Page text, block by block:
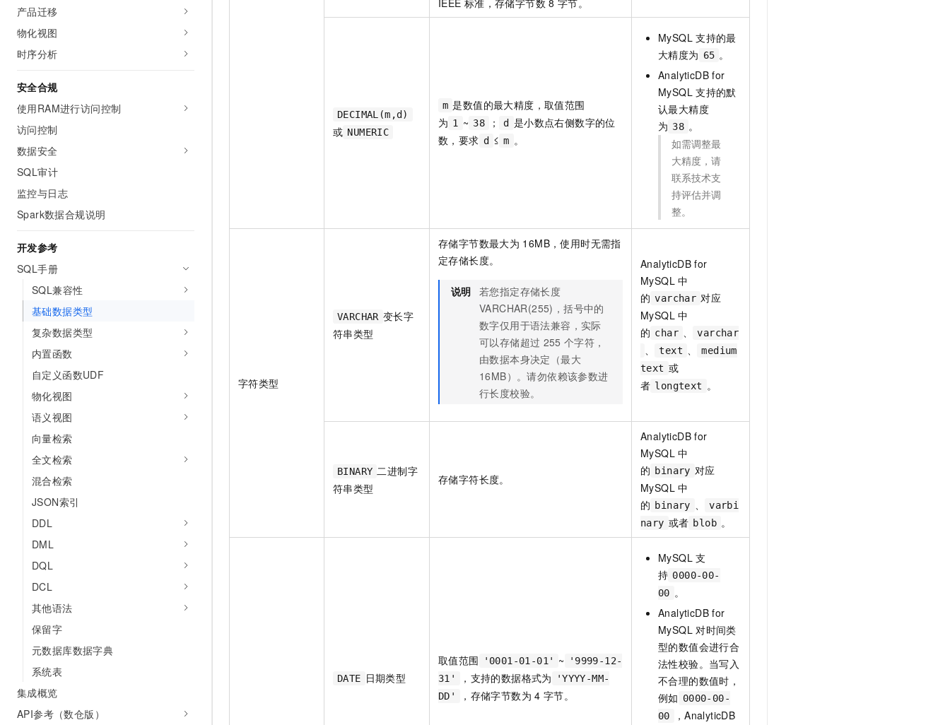
产品迁移
物化视图
时序分析
安全合规
使用RAM进行访问控制
访问控制
数据安全
SQL审计
监控与日志
Spark数据合规说明
开发参考
SQL手册
SQL兼容性
基础数据类型
复杂数据类型
内置函数
自定义函数UDF
物化视图
语义视图
向量检索
全文检索
混合检索
JSON索引
DDL
DML
DQL
DCL
其他语法
保留字
元数据库数据字典
系统表
集成概览
API参考（数仓版）
IEEE 标准，存储字节数 8 字节。
DECIMAL(m,d)
或 NUMERIC
m 是数值的最大精度，取值范围
为 1 ~ 38 ； d 是小数点右侧数字的位
数，要求 d ≤ m 。
MySQL 支持的最
大精度为 65 。
AnalyticDB for
MySQL 支持的默
认最大精度
为 38 。
如需调整最
大精度，请
联系技术支
持评估并调
整。
字符类型
VARCHAR 变长字
符串类型
存储字节数最大为 16MB，使用时无需指
定存储长度。
说明 若您指定存储长度
VARCHAR(255)，括号中的
数字仅用于语法兼容，实际
可以存储超过 255 个字符，
由数据本身决定（最大
16MB）。请勿依赖该参数进
行长度校验。
AnalyticDB for
MySQL 中
的 varchar 对应
MySQL 中
的 char 、 varchar
、 text 、
medium
text 或
者 longtext 。
BINARY 二进制字
符串类型
存储字符长度。
AnalyticDB for
MySQL 中
的 binary 对应
MySQL 中
的 binary 、
varbi
nary 或者 blob 。
DATE 日期类型
取值范围 '0001-01-01' ~
'9999-12-
31'
，支持的数据格式为
'YYYY-MM-
DD'
，存储字节数为 4 字节。
MySQL 支
持 0000-00-
00 。
AnalyticDB for
MySQL 对时间类
型的数值会进行合
法性校验。当写入
不合理的数值时，
例如 0000-00-
00
，AnalyticDB